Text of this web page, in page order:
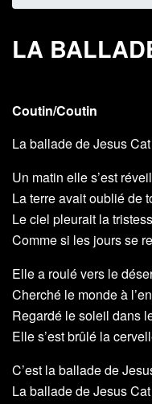
LA
Coutin/Coutin
La ballade de Jesus Cat
Un matin elle s’est
La terre avait oublié de
Le ciel pleurait la
Comme si les jours se
Elle a roulé vers le
Cherché le monde à
Regardé le soleil dans
Elle s’est brûlé la
C’est la ballade de
La ballade de Jesus